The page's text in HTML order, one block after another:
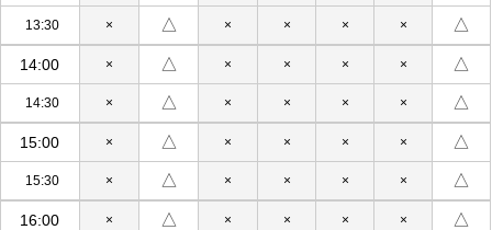
13:30
14:00
14:30
15:00
15:30
16:00
×
×
×
×
×
×
△
△
△
△
△
△
×
×
×
×
×
×
×
×
×
×
×
×
×
×
×
×
×
×
×
×
×
×
×
×
△
△
△
△
△
△